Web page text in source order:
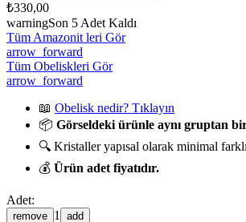
₺330,00
warningSon 5 Adet Kaldı
Tüm Amazonit leri Gör
arrow_forward
Tüm Obeliskleri Gör
arrow_forward
📖 Obelisk nedir? Tıklayın
📦 Görseldeki ürünle aynı gruptan
🔍 Kristaller yapısal olarak minimal
💰 Ürün adet fiyatıdır.
Adet:
remove 1
add